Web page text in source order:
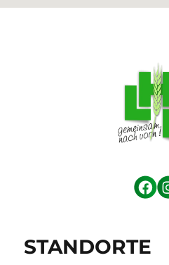
STANDORTE